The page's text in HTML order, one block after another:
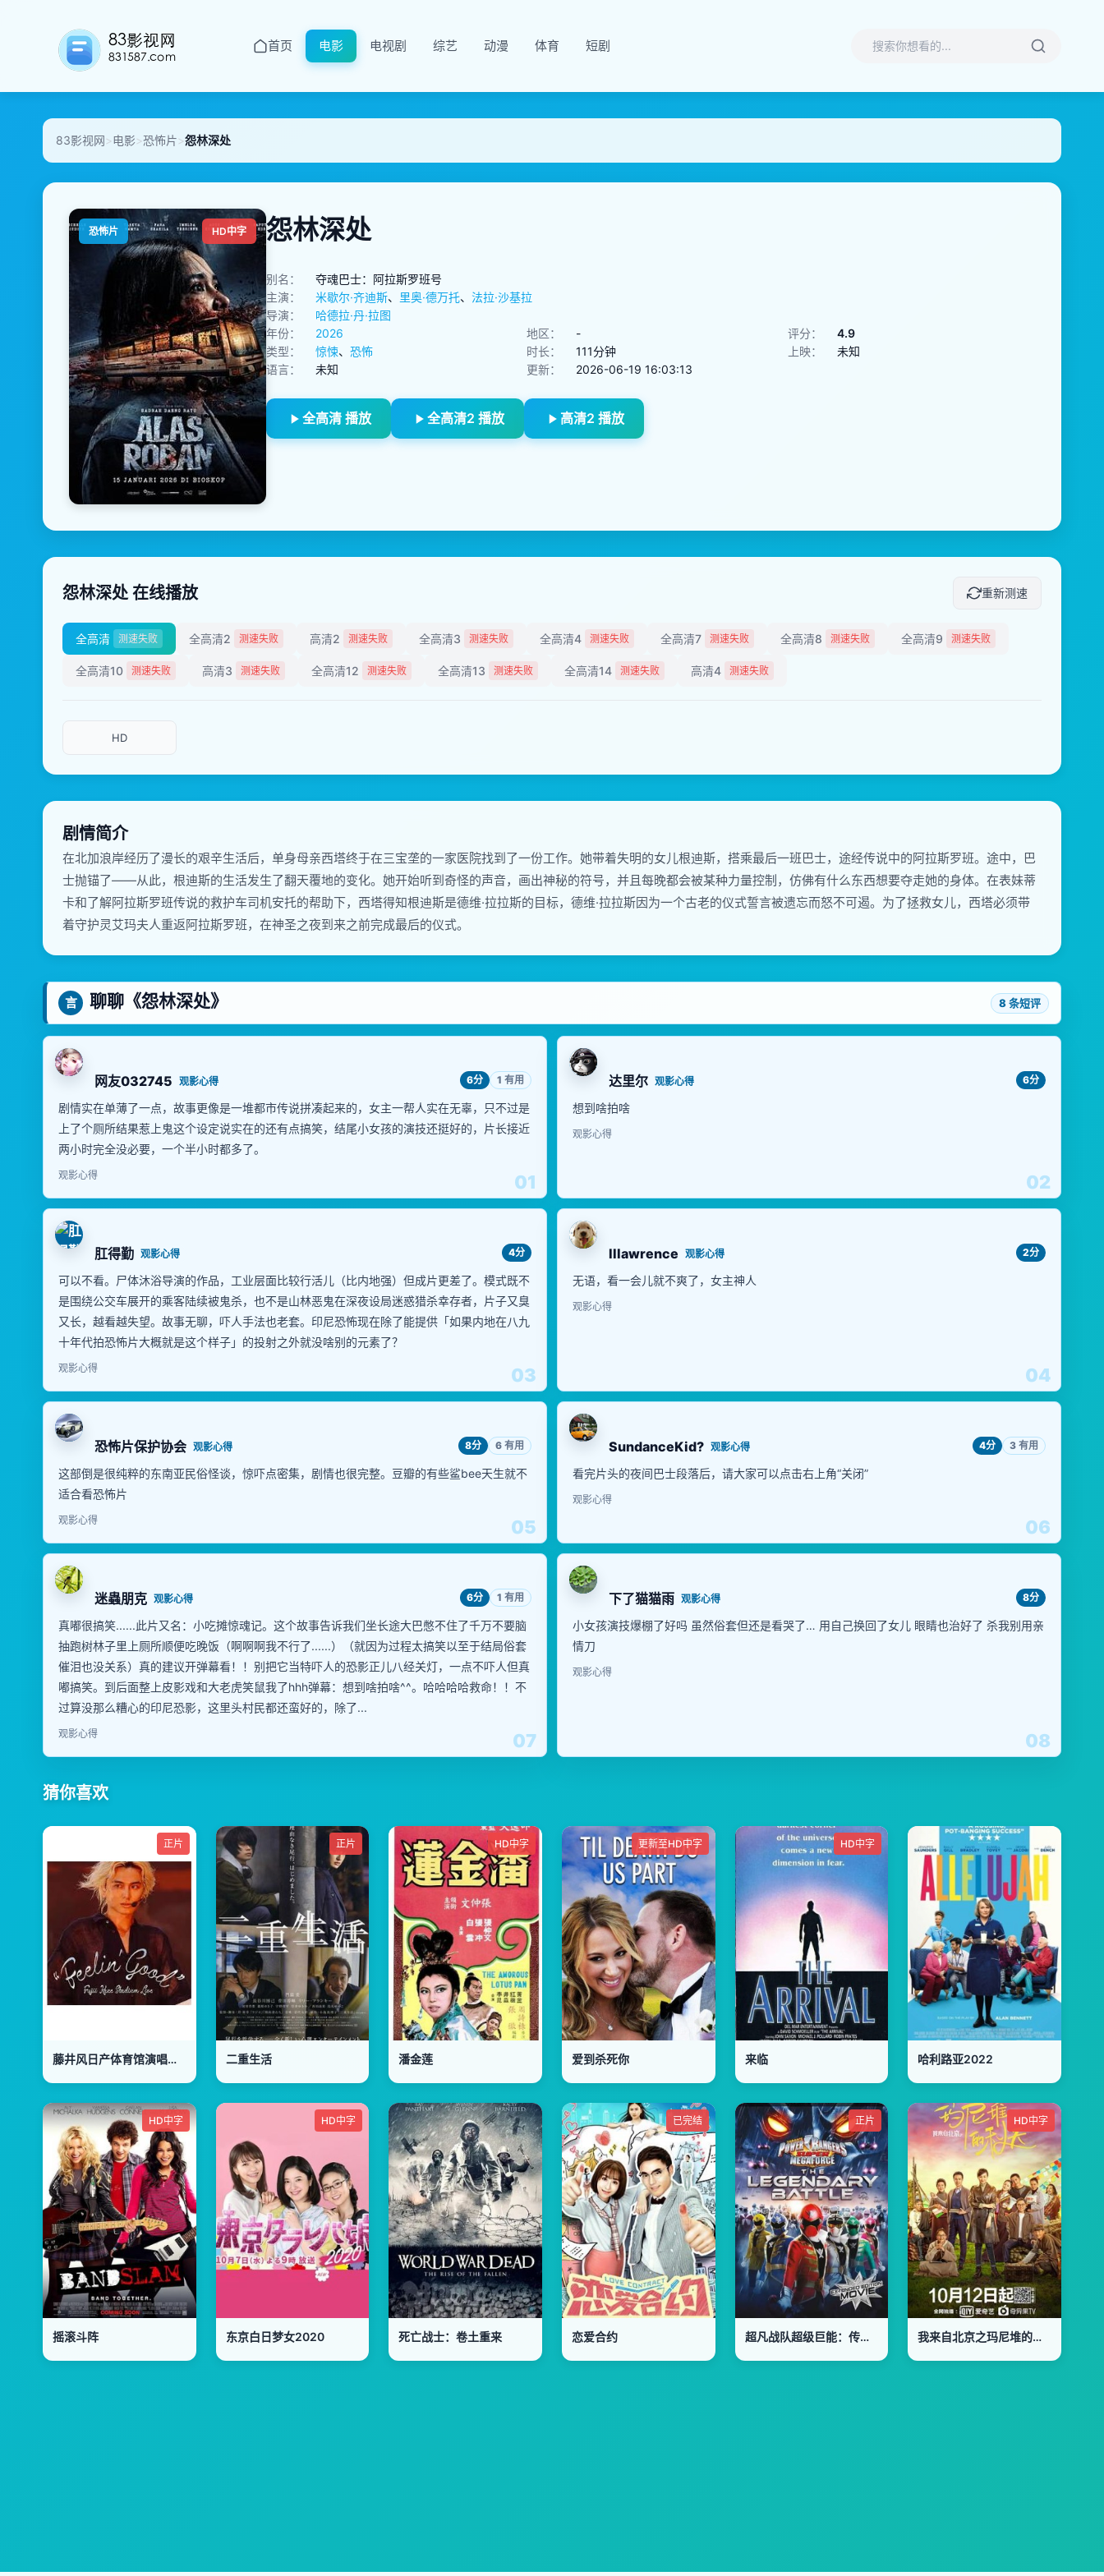
首页 电影 电视剧 综艺 动漫 体育 短剧
83影视网>电影>恐怖片>怨林深处
恐怖片 HD中字 怨林深处
别名：
夺魂巴士：阿拉斯罗班号
主演：
米歇尔·齐迪斯、 里奥·德万托、 法拉·沙基拉
导演：
哈德拉·丹·拉图
年份：
2026 地区： - 评分：
4.9
类型：
惊悚、 恐怖 时长： 111分钟 上映：
未知
语言：
未知 更新： 2026-06-19 16:03:13
全高清 播放 全高清2 播放 高清2 播放
怨林深处 在线播放 重新测速
全高清 测速失败 全高清2 测速失败 高清2 测速失败 全高清3 测速失败 全高清4 测速失败 全高清7 测速失败 全高清8 测速失败 全高清9 测速失败
全高清10 测速失败 高清3 测速失败 全高清12 测速失败 全高清13 测速失败 全高清14 测速失败 高清4 测速失败
HD
剧情简介
在北加浪岸经历了漫长的艰辛生活后，单身母亲西塔终于在三宝垄的一家医院找到了一份工作。她带着失明的女儿根迪斯，搭乘最后一班巴士，途经传说中的阿拉斯罗班。途中，巴
士抛锚了——从此，根迪斯的生活发生了翻天覆地的变化。她开始听到奇怪的声音，画出神秘的符号，并且每晚都会被某种力量控制，仿佛有什么东西想要夺走她的身体。在表妹蒂
卡和了解阿拉斯罗班传说的救护车司机安托的帮助下，西塔得知根迪斯是德维·拉拉斯的目标，德维·拉拉斯因为一个古老的仪式誓言被遗忘而怒不可遏。为了拯救女儿，西塔必须带
着守护灵艾玛夫人重返阿拉斯罗班，在神圣之夜到来之前完成最后的仪式。
言 聊聊《怨林深处》 8 条短评
01
网友032745 观影心得 6分 1 有用
剧情实在单薄了一点，故事更像是一堆都市传说拼凑起来的，女主一帮人实在无辜，只不过是
上了个厕所结果惹上鬼这个设定说实在的还有点搞笑，结尾小女孩的演技还挺好的，片长接近
两小时完全没必要，一个半小时都多了。
观影心得 02
达里尔 观影心得 6分
想到啥拍啥
观影心得
03
肛得勤 观影心得 4分
可以不看。尸体沐浴导演的作品，工业层面比较行活儿（比内地强）但成片更差了。模式既不
是围绕公交车展开的乘客陆续被鬼杀，也不是山林恶鬼在深夜设局迷惑猎杀幸存者，片子又臭
又长，越看越失望。故事无聊，吓人手法也老套。印尼恐怖现在除了能提供「如果内地在八九
十年代拍恐怖片大概就是这个样子」的投射之外就没啥别的元素了？
观影心得 04
lllawrence 观影心得 2分
无语，看一会儿就不爽了，女主神人
观影心得
05
恐怖片保护协会 观影心得 8分 6 有用
这部倒是很纯粹的东南亚民俗怪谈，惊吓点密集，剧情也很完整。豆瓣的有些鲨bee天生就不
适合看恐怖片
观影心得 06
SundanceKid? 观影心得 4分 3 有用
看完片头的夜间巴士段落后，请大家可以点击右上角“关闭”
观影心得
07
迷蟲朋克 观影心得 6分 1 有用
真嘟很搞笑......此片又名：小吃摊惊魂记。这个故事告诉我们坐长途大巴憋不住了千万不要脑
抽跑树林子里上厕所顺便吃晚饭（啊啊啊我不行了......）（就因为过程太搞笑以至于结局俗套
催泪也没关系）真的建议开弹幕看！！别把它当特吓人的恐影正儿八经关灯，一点不吓人但真
嘟搞笑。到后面整上皮影戏和大老虎笑鼠我了hhh弹幕：想到啥拍啥^^。哈哈哈哈救命！！不
过算没那么糟心的印尼恐影，这里头村民都还蛮好的，除了...
观影心得 08
下了猫猫雨 观影心得 8分
小女孩演技爆棚了好吗 虽然俗套但还是看哭了… 用自己换回了女儿 眼睛也治好了 杀我别用亲
情刀
观影心得
猜你喜欢
正片
藤井风日产体育馆演唱会 ''Feelin' Good''
正片
二重生活
HD中字
潘金莲
更新至HD中字
爱到杀死你
HD中字
来临 哈利路亚2022
HD中字
摇滚斗阵
HD中字
东京白日梦女2020 死亡战士：卷土重来
已完结
恋爱合约
正片
超凡战队超级巨能：传奇之战
HD中字
我来自北京之玛尼堆的秋天